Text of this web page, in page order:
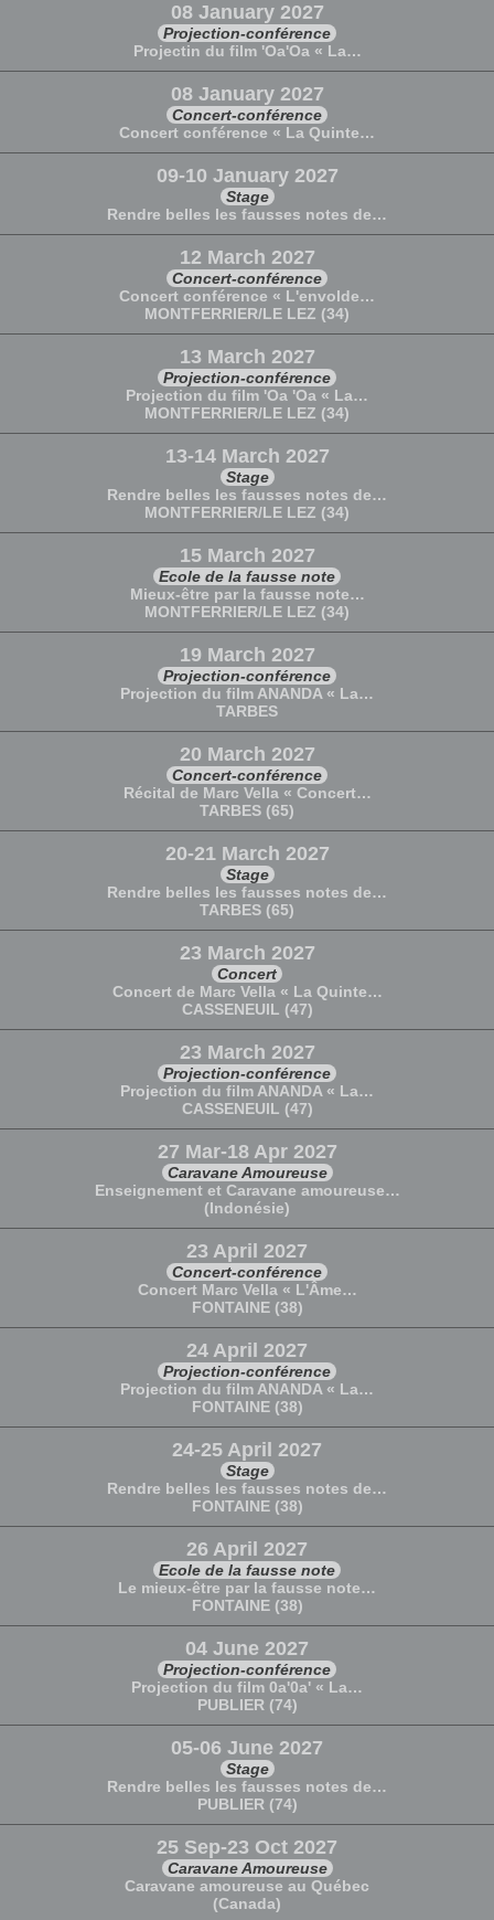
08 January 2027
Projection-conférence
Projectin du film 'Oa'Oa « La…
08 January 2027
Concert-conférence
Concert conférence « La Quinte…
09-10 January 2027
Stage
Rendre belles les fausses notes de…
12 March 2027
Concert-conférence
Concert conférence « L'envolde…
MONTFERRIER/LE LEZ (34)
13 March 2027
Projection-conférence
Projection du film 'Oa 'Oa « La…
MONTFERRIER/LE LEZ (34)
13-14 March 2027
Stage
Rendre belles les fausses notes de…
MONTFERRIER/LE LEZ (34)
15 March 2027
Ecole de la fausse note
Mieux-être par la fausse note…
MONTFERRIER/LE LEZ (34)
19 March 2027
Projection-conférence
Projection du film ANANDA « La…
TARBES
20 March 2027
Concert-conférence
Récital de Marc Vella « Concert…
TARBES (65)
20-21 March 2027
Stage
Rendre belles les fausses notes de…
TARBES (65)
23 March 2027
Concert
Concert de Marc Vella « La Quinte…
CASSENEUIL (47)
23 March 2027
Projection-conférence
Projection du film ANANDA « La…
CASSENEUIL (47)
27 Mar-18 Apr 2027
Caravane Amoureuse
Enseignement et Caravane amoureuse…
(Indonésie)
23 April 2027
Concert-conférence
Concert Marc Vella « L'Âme…
FONTAINE (38)
24 April 2027
Projection-conférence
Projection du film ANANDA « La…
FONTAINE (38)
24-25 April 2027
Stage
Rendre belles les fausses notes de…
FONTAINE (38)
26 April 2027
Ecole de la fausse note
Le mieux-être par la fausse note…
FONTAINE (38)
04 June 2027
Projection-conférence
Projection du film 0a'0a' « La…
PUBLIER (74)
05-06 June 2027
Stage
Rendre belles les fausses notes de…
PUBLIER (74)
25 Sep-23 Oct 2027
Caravane Amoureuse
Caravane amoureuse au Québec
(Canada)